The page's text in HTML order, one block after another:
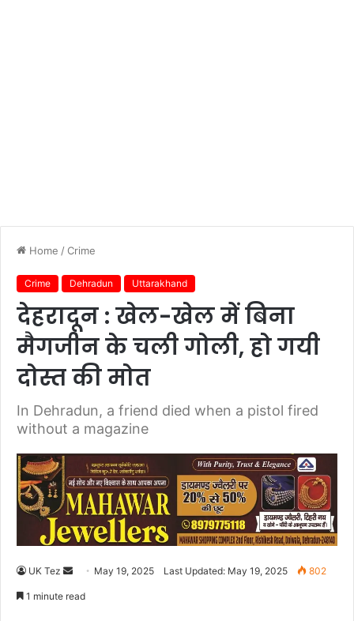
Home /Crime
Crime Dehradun Uttarakhand
देहरादून : खेल-खेल में बिना
मैगजीन के चली गोली, हो गयी
दोस्त की मोत
In Dehradun, a friend died when a pistol fired
without a magazine
UK Tez May 19, 2025 Last Updated: May 19, 2025 802
1 minute read